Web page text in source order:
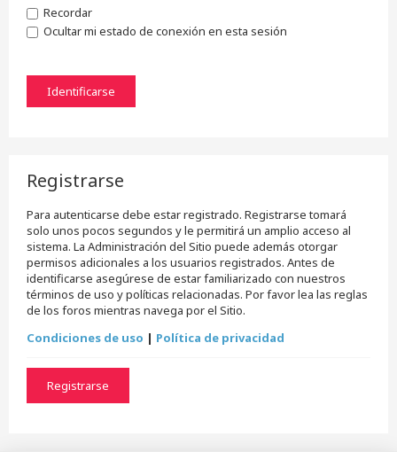
Recordar
Ocultar mi estado de conexión en esta sesión
Registrarse
Para autenticarse debe estar registrado. Registrarse tomará
solo unos pocos segundos y le permitirá un amplio acceso al
sistema. La Administración del Sitio puede además otorgar
permisos adicionales a los usuarios registrados. Antes de
identificarse asegúrese de estar familiarizado con nuestros
términos de uso y políticas relacionadas. Por favor lea las reglas
de los foros mientras navega por el Sitio.
Condiciones de uso | Política de privacidad
Registrarse